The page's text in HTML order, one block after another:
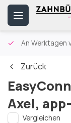
An Werktagen
Zurück
Axel,
Vergleichen